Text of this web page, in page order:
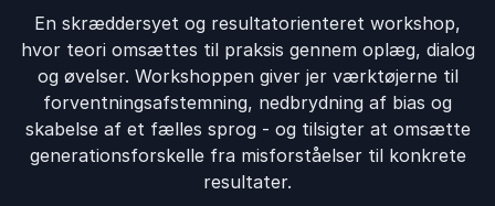
En skræddersyet og resultatorienteret workshop,
hvor teori omsættes til praksis gennem oplæg, dialog
og øvelser. Workshoppen giver jer værktøjerne til
forventningsafstemning, nedbrydning af bias og
skabelse af et fælles sprog - og tilsigter at omsætte
generationsforskelle fra misforståelser til konkrete
resultater.